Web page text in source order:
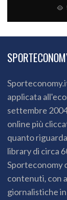
applicata
settembre
online più
quanto
library di circa
Sporteconomy
contenuti, con
giornalistiche